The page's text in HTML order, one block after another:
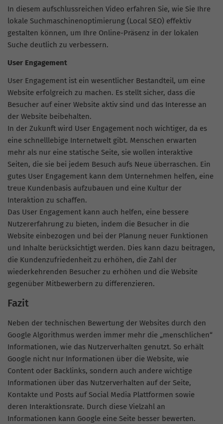
In diesem aufschlussreichen Video erfahren Sie, wie Sie Ihre
lokale Suchmaschinenoptimierung (Local SEO) effektiv
gestalten können, um Ihre Online-Präsenz in der lokalen
Suche deutlich zu verbessern.
User Engagement
User Engagement ist ein wesentlicher Bestandteil, um eine
Website erfolgreich zu machen. Es stellt sicher, dass die
Besucher auf einer Website aktiv sind und das Interesse an
der Website beibehalten.
In der Zukunft wird User Engagement noch wichtiger, da es
eine schnelllebige Internetwelt gibt. Menschen erwarten
mehr als nur eine statische Seite, sie wollen interaktive
Seiten, die sie bei jedem Besuch aufs Neue überraschen. Ein
gutes User Engagement kann dem Unternehmen helfen, eine
treue Kundenbasis aufzubauen und eine Kultur der
Interaktion zu schaffen.
Das User Engagement kann auch helfen, eine bessere
Nutzererfahrung zu bieten, indem die Besucher in die
Website einbezogen und bei der Planung neuer Funktionen
und Inhalte berücksichtigt werden. Dies kann dazu beitragen,
die Kundenzufriedenheit zu erhöhen, die Zahl der
wiederkehrenden Besucher zu erhöhen und die Website
gegenüber Mitbewerbern zu differenzieren.
Fazit
Neben der technischen Bewertung der Websites durch den
Google Algorithmus werden immer mehr die „menschlichen“
Informationen, wie das Nutzerverhalten genutzt. So erhält
Google nicht nur Informationen über die Website, wie
Content oder Backlinks, sondern auch andere wichtige
Informationen über das Nutzerverhalten auf der Seite,
Kontakte und Posts auf Social Media Plattformen sowie
deren Interaktionsrate. Durch diese Vielzahl an
Informationen kann Google eine Seite besser bewerten.